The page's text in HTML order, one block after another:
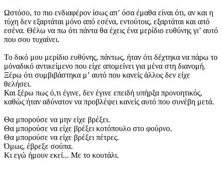
Ωστόσο, το πιο ενδιαφέρον ίσως απʼ όσα έμαθα είναι ότι, αν και η
τύχη δεν εξαρτάται μόνο από εσένα, εντούτοις, εξαρτάται και από
εσένα. Θέλω να πω ότι πάντα θα έχεις ένα μερίδιο ευθύνης γιʼ αυτό
που σου τυχαίνει.
Το δικό μου μερίδιο ευθύνης, πάντως, ήταν ότι δέχτηκα να πάρω το
μόναδικό αντικείμενο που είχε απομείνει για μένα στη διανομή.
Ξέρω ότι συμβιβάστηκα μʼ αυτό που κανείς άλλος δεν είχε
θελήσει.
Και ξέρω πως ό,τι έγινε, δεν έγινε επειδή υπήρξα προνοητικός,
καθώς ήταν αδύνατον να προβλέψει κανείς αυτό που συνέβη μετά.
Θα μπορούσε να μην είχε βρέξει.
Θα μπορούσε να είχε βρέξει κοτόπουλο στο φούρνο.
Θα μπορούσε να είχε βρέξει πέτρες.
Όμως, έβρεξε σούπα.
Κι εγώ ήμουν εκεί... Με το κουτάλι.